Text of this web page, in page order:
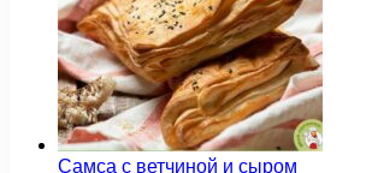
Самса с ветчиной и сыром